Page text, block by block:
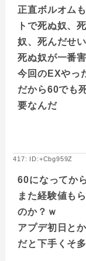
正直ボルオム
トで死ぬ奴、
奴、死んだせ
死ぬ奴が一番
今回のEXやっ
だから60でも
要なんだ
417: ID:+Cbg959Z
60になってか
また経験値も
のか？ｗ
アプデ初日と
だと下手くそ